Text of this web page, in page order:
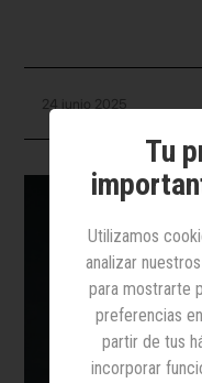
24 junio 2025
Tu
Utilizamos
analizar
para mostrarte
preferencias
partir de tus
incorporar